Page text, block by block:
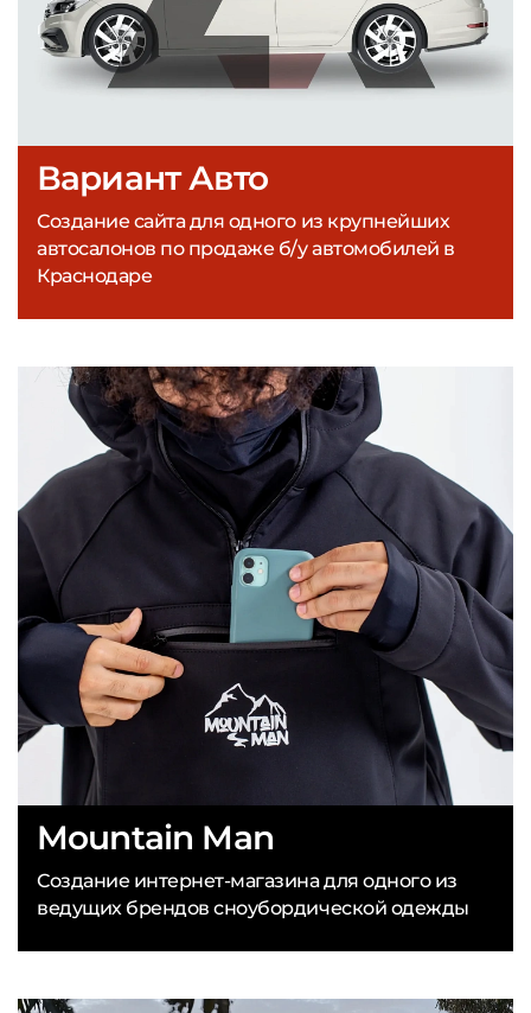
Вариант Авто
Создание сайта для одного из крупнейших
автосалонов по продаже б/у автомобилей в
Краснодаре
Mountain Man
Создание интернет-магазина для одного из
ведущих брендов сноубордической одежды